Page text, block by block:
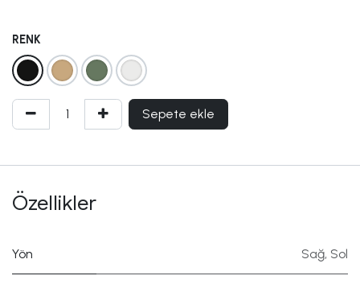
RENK
Sepete ekle
Özellikler
Yön Sağ, Sol